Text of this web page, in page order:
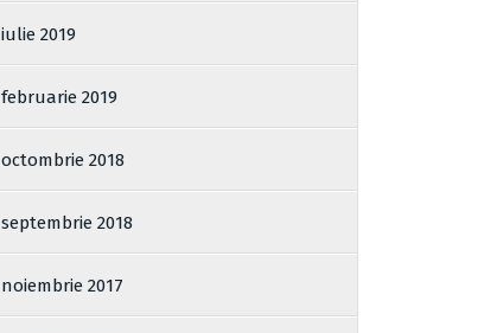
iulie 2019
februarie 2019
octombrie 2018
septembrie 2018
noiembrie 2017